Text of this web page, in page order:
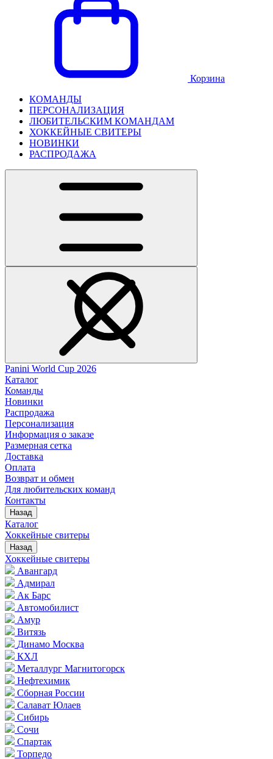
Корзина
КОМАНДЫ
ПЕРСОНАЛИЗАЦИЯ
ЛЮБИТЕЛЬСКИМ КОМАНДАМ
ХОККЕЙНЫЕ СВИТЕРЫ
НОВИНКИ
РАСПРОДАЖА
Panini World Cup 2026
Каталог
Команды
Новинки
Распродажа
Персонализация
Информация о заказе
Размерная сетка
Доставка
Оплата
Возврат и обмен
Для любительских команд
Контакты
Назад
Каталог
Хоккейные свитеры
Назад
Хоккейные свитеры
Авангард
Адмирал
Ак Барс
Автомобилист
Амур
Витязь
Динамо Москва
КХЛ
Металлург Магнитогорск
Нефтехимик
Сборная России
Салават Юлаев
Сибирь
Сочи
Спартак
Торпедо